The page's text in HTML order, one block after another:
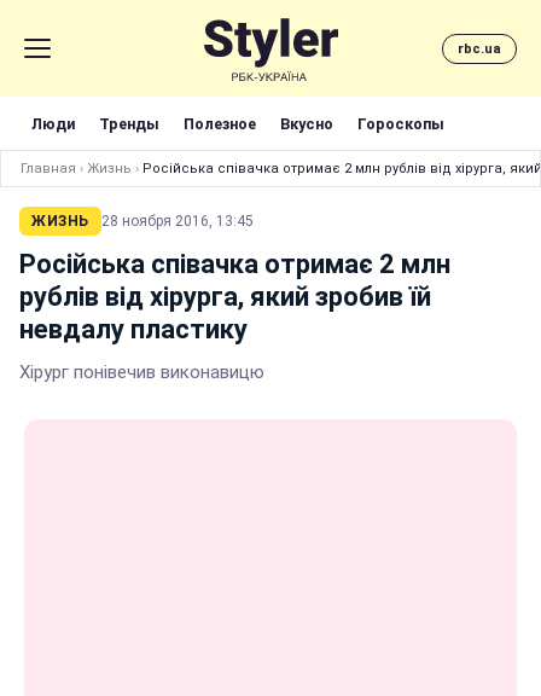
rbc.ua
Люди Тренды Полезное Вкусно Гороскопы
Главная › Жизнь › Російська співачка отримає 2 млн рублів від хірурга,
ЖИЗНЬ 28 ноября 2016, 13:45
Російська співачка отримає 2 млн
рублів від хірурга, який зробив їй
невдалу пластику
Хірург понівечив виконавицю